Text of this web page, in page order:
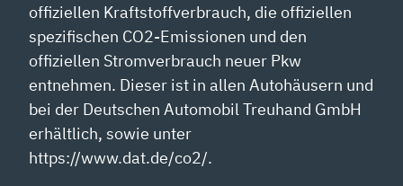
offiziellen Kraftstoffverbrauch, die offiziellen
spezifischen CO2-Emissionen und den
offiziellen Stromverbrauch neuer Pkw
entnehmen. Dieser ist in allen Autohäusern und
bei der Deutschen Automobil Treuhand GmbH
erhältlich, sowie unter
https://www.dat.de/co2/.